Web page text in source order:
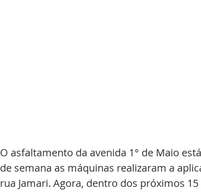
O asfaltamento da avenida 1° de Maio
de semana as máquinas realizaram a
rua Jamari. Agora, dentro dos próximos